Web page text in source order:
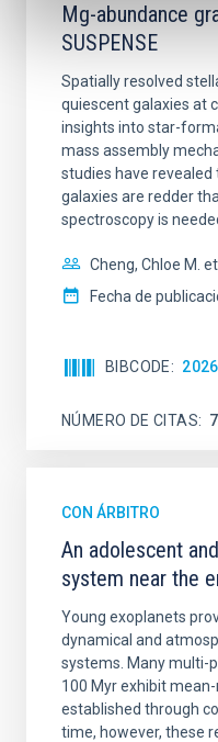
Mg-abundance
SUSPENSE
Spatially resolved
quiescent galaxies at
insights into star-
mass assembly
studies have
galaxies are redder
spectroscopy is
Cheng, Chloe M. et
Fecha de
BIBCODE
NÚMERO DE CITAS 7
CON ÁRBITRO
An adolescent
system near the
Young exoplanets
dynamical and
systems. Many multi-
100 Myr exhibit
established through
time, however, these